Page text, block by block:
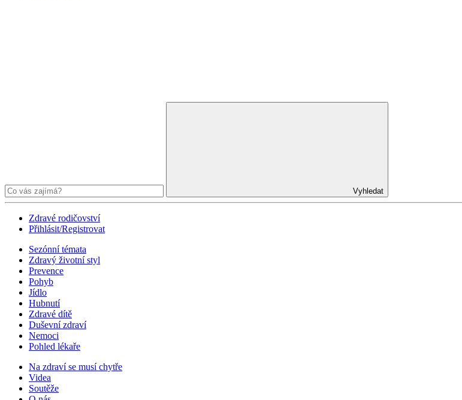
Vyhledat
Zdravé rodičovství
Přihlásit/Registrovat
Sezónní témata
Zdravý životní styl
Prevence
Pohyb
Jídlo
Hubnutí
Zdravé dítě
Duševní zdraví
Nemoci
Pohled lékaře
Na zdraví se musí chytře
Videa
Soutěže